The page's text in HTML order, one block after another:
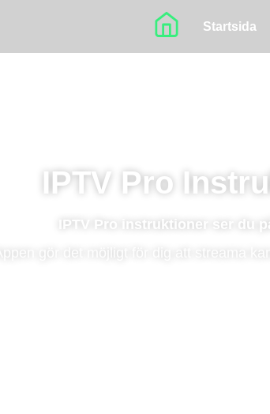
Startsida
IPTV Pro
IPTV Pro instruktioner ser du
Appen gör det möjligt för dig att streama